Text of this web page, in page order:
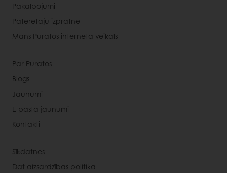
Pakalpojumi
Patērētāju izpratne
Mans Puratos interneta veikals
Par Puratos
Blogs
Jaunumi
E-pasta jaunumi
Kontakti
Sīkdatnes
Dat aizsardzības politika